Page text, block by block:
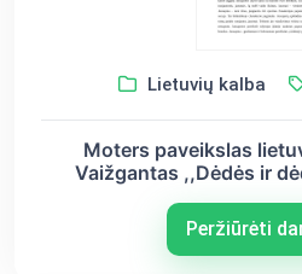
Lietuvių kalba
Moters paveikslas
Vaižgantas ,,Dėdės ir
Peržiūrėti